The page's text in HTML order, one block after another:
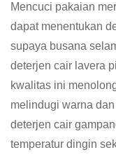
Mencuci pakaian
dapat menentukan
supaya busana
deterjen cair lavera
kwalitas ini
melindugi warna
deterjen cair
temperatur dingin